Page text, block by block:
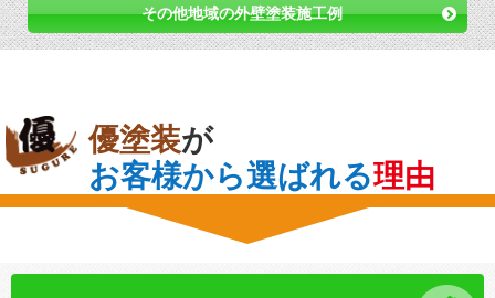
その他地域の外壁塗装施工例
優塗装が
お客様から選ばれる理由